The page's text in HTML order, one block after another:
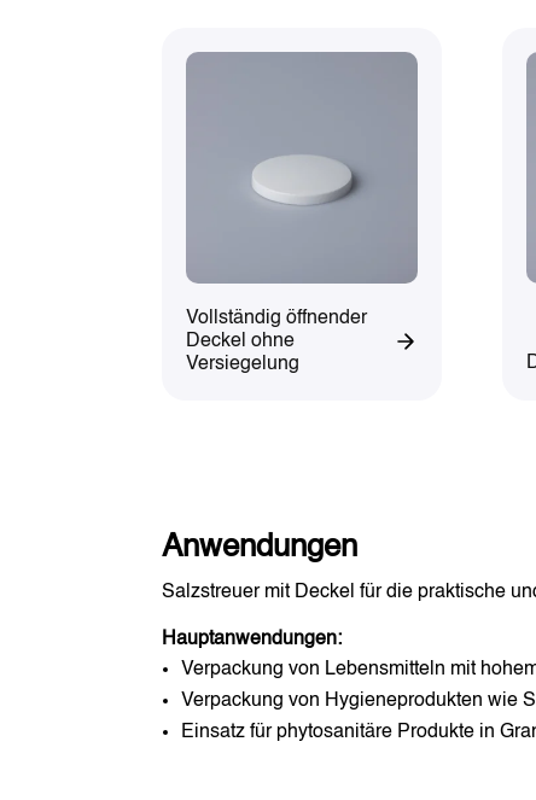
Vollständig öffnender
Deckel ohne
Versiegelung
Anwendungen
Salzstreuer mit Deckel für die praktische
Hauptanwendungen:
Verpackung von Lebensmitteln mit
Verpackung von Hygieneprodukten wie
Einsatz für phytosanitäre Produkte in